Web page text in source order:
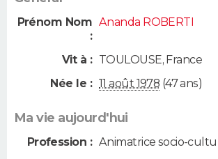
Prénom Nom
:
Ananda ROBERTI
Vit à : TOULOUSE, France
Née le : 11 août 1978 (47 ans)
Ma vie aujourd'hui
Profession : Animatrice socio-